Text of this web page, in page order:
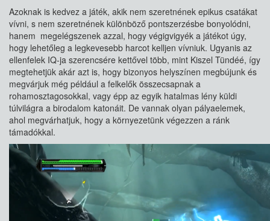
Azoknak is kedvez a játék, akik nem szeretnének epikus csatákat
vívni, s nem szeretnének különböző pontszerzésbe bonyolódni,
hanem megelégszenek azzal, hogy végigvigyék a játékot úgy,
hogy lehetőleg a legkevesebb harcot kelljen vívniuk. Ugyanis az
ellenfelek IQ-ja szerencsére kettővel több, mint Kiszel Tündéé, így
megtehetjük akár azt is, hogy bizonyos helyszínen megbújunk és
megvárjuk még például a felkelők összecsapnak a
rohamosztagosokkal, vagy épp az egyik hatalmas lény küldi
túlvilágra a birodalom katonáit. De vannak olyan pályaelemek,
ahol megvárhatjuk, hogy a környezetünk végezzen a ránk
támadókkal.